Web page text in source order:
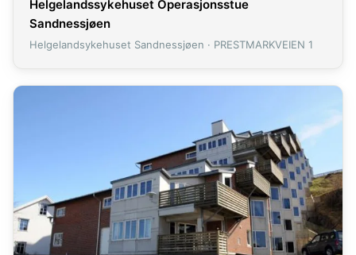
Helgelandssykehuset Operasjonsstue
Sandnessjøen
Helgelandsykehuset Sandnessjøen · PRESTMARKVEIEN 1